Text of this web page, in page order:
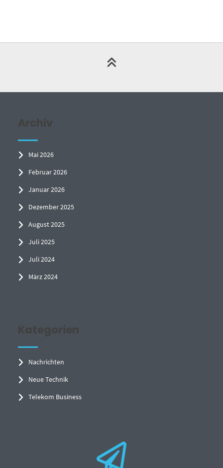
Archiv
Mai 2026
Februar 2026
Januar 2026
Dezember 2025
August 2025
Juli 2025
Juli 2024
März 2024
Kategorien
Nachrichten
Neue Technik
Telekom Business